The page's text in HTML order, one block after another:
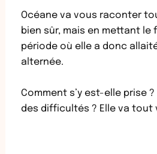
Océane va vous raconter
bien sûr, mais en mettant le
période où elle a donc
alternée.
Comment s’y est-elle prise
des difficultés ? Elle va tout